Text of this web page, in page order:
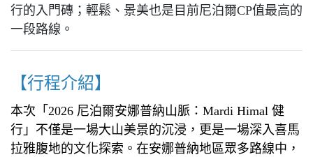
行的入門磚；輕鬆、景美也是目前尼泊爾CP值最高的
一段路線。
【行程介紹】
本次「2026 尼泊爾安娜普納山脈：Mardi Himal 健
行」不僅是一場大山美景的沉浸，更是一場深入喜馬
拉雅腹地的文化探索。在安娜普納地區眾多路線中，